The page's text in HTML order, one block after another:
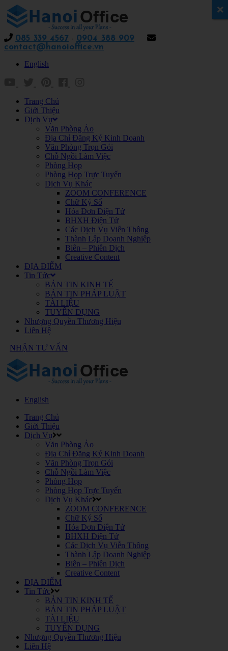
085 339 4567 - 0904 388 909
contact@hanoioffice.vn
English
Trang Chủ
Giới Thiệu
Dịch Vụ
Văn Phòng Ảo
Địa Chỉ Đăng Ký Kinh Doanh
Văn Phòng Trọn Gói
Chỗ Ngồi Làm Việc
Phòng Họp
Phòng Họp Trực Tuyến
Dịch Vụ Khác
ZOOM CONFERENCE
Chữ Ký Số
Hóa Đơn Điện Tử
BHXH Điện Tử
Các Dịch Vụ Viễn Thông
Thành Lập Doanh Nghiệp
Biên – Phiên Dịch
Creative Content
ĐỊA ĐIỂM
Tin Tức
BẢN TIN KINH TẾ
BẢN TIN PHÁP LUẬT
TÀI LIỆU
TUYỂN DỤNG
Nhượng Quyền Thương Hiệu
Liên Hệ
NHẬN TƯ VẤN
English
Trang Chủ
Giới Thiệu
Dịch Vụ
Văn Phòng Ảo
Địa Chỉ Đăng Ký Kinh Doanh
Văn Phòng Trọn Gói
Chỗ Ngồi Làm Việc
Phòng Họp
Phòng Họp Trực Tuyến
Dịch Vụ Khác
ZOOM CONFERENCE
Chữ Ký Số
Hóa Đơn Điện Tử
BHXH Điện Tử
Các Dịch Vụ Viễn Thông
Thành Lập Doanh Nghiệp
Biên – Phiên Dịch
Creative Content
ĐỊA ĐIỂM
Tin Tức
BẢN TIN KINH TẾ
BẢN TIN PHÁP LUẬT
TÀI LIỆU
TUYỂN DỤNG
Nhượng Quyền Thương Hiệu
Liên Hệ
x